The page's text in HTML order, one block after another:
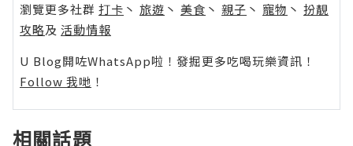
瀏覽更多社群 打卡 丶 旅遊 丶 美食 丶 親子 丶 寵物 丶 扮靚
攻略及 活動情報
U Blog開咗WhatsApp啦！發掘更多吃喝玩樂資訊！
Follow 我哋 ！
相關話題